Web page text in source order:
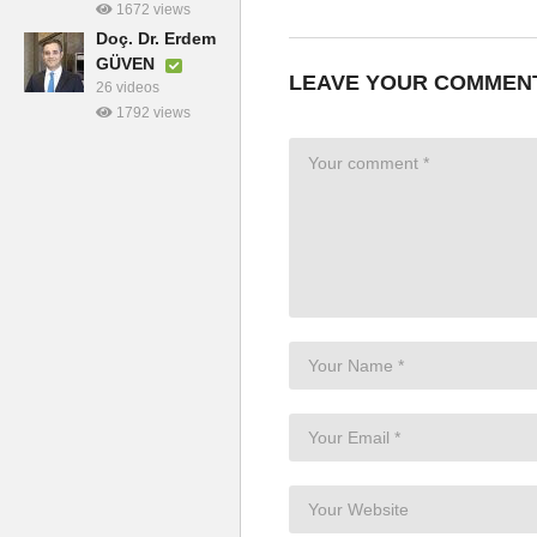
1672 views
Doç. Dr. Erdem
GÜVEN
26 videos
1792 views
LEAVE YOUR